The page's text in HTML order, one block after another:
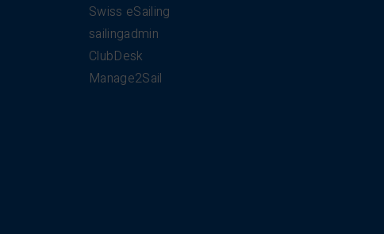
Swiss eSailing
sailingadmin
ClubDesk
Manage2Sail